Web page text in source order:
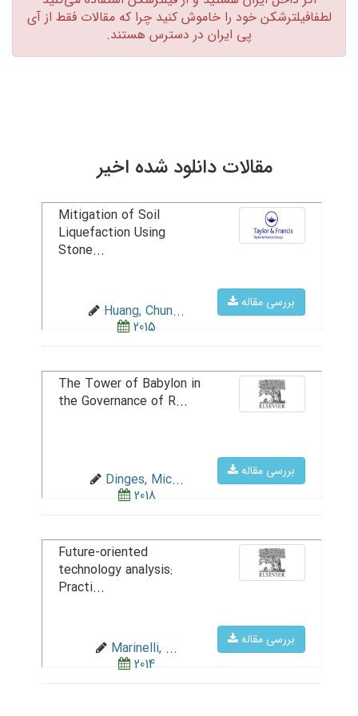
لطفافیلترشکن خود را خاموش کنید چرا که مقالات فقط از آی
پی ایران در دسترس هستند.‏
مقالات دانلود شده اخیر
بررسی مقاله
Mitigation of Soil
Liquefaction Using
Stone...
Huang, Chun...
2015
بررسی مقاله
The Tower of Babylon in
the Governance of R...
Dinges, Mic...
2018
بررسی مقاله
Future-oriented
technology analysis:
Practi...
Marinelli, ...
2014